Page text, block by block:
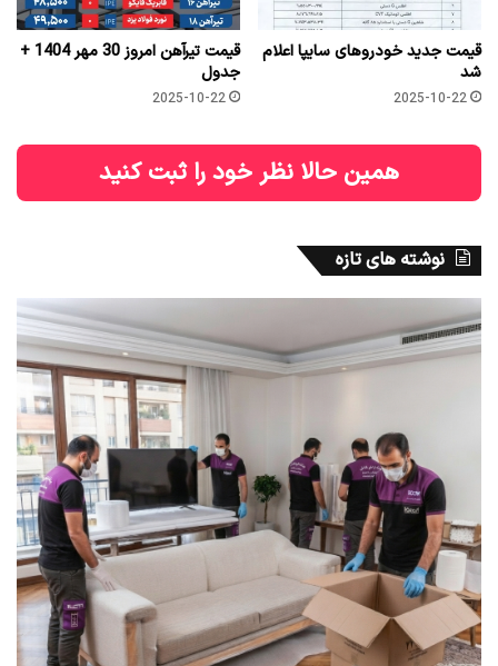
قیمت جدید خودروهای سایپا اعلام
شد
2025-10-22
قیمت تیرآهن امروز 30 مهر 1404 +
جدول
2025-10-22
همین حالا نظر خود را ثبت کنید
نوشته های تازه